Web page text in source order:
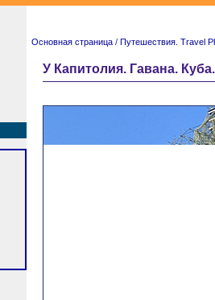
Основная страница / Путешествия. Travel
У Капитолия. Гавана.